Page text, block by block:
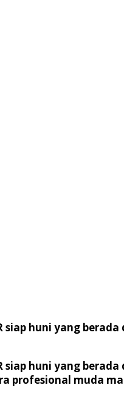
huni yang berada
huni yang berada
profesional muda